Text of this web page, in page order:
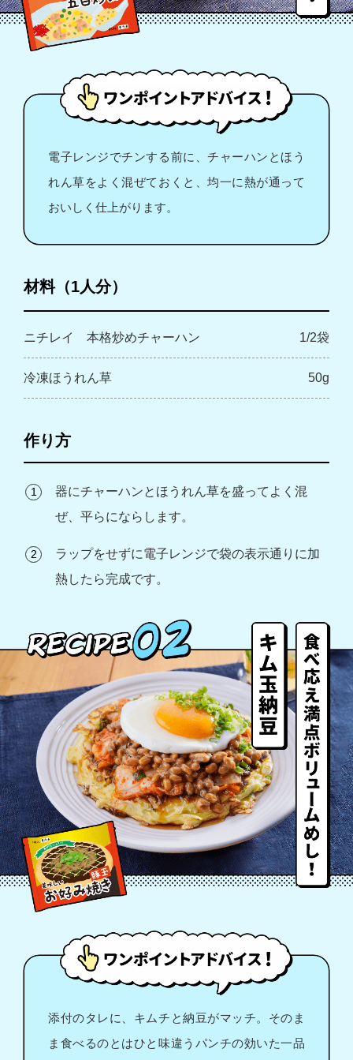
電子レンジでチンする前に、チャーハンとほう
れん草をよく混ぜておくと、均一に熱が通って
おいしく仕上がります。
材料（1人分）
ニチレイ 本格炒めチャーハン 1/2袋
冷凍ほうれん草 50g
作り方
器にチャーハンとほうれん草を盛ってよく混
ぜ、平らにならします。
ラップをせずに電子レンジで袋の表示通りに加
熱したら完成です。
添付のタレに、キムチと納豆がマッチ。そのま
ま食べるのとはひと味違うパンチの効いた一品